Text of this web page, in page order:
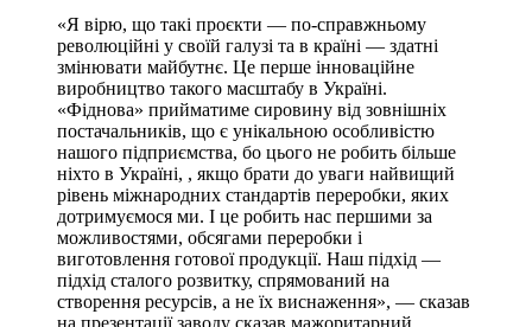
«Я вірю, що такі проєкти — по-справжньому
революційні у своїй галузі та в країні — здатні
змінювати майбутнє. Це перше інноваційне
виробництво такого масштабу в Україні.
«Фіднова» прийматиме сировину від зовнішніх
постачальників, що є унікальною особливістю
нашого підприємства, бо цього не робить більше
ніхто в Україні, , якщо брати до уваги найвищий
рівень міжнародних стандартів переробки, яких
дотримуємося ми. І це робить нас першими за
можливостями, обсягами переробки і
виготовлення готової продукції. Наш підхід —
підхід сталого розвитку, спрямований на
створення ресурсів, а не їх виснаження», — сказав
на презентації заводу сказав мажоритарний